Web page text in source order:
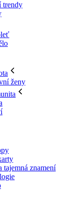
trendy
ženy
tajemná znamení